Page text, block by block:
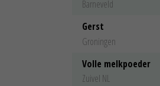
Barneveld
Gerst
Groningen
Volle melkpoeder
Zuivel NL